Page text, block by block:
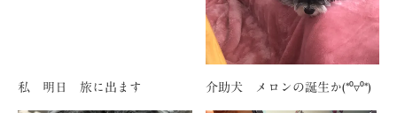
私 明日 旅に出ます 介助犬 メロンの誕生か(*⁰▿⁰*)